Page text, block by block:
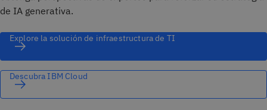
de IA generativa.
Explore la solución de infraestructura de TI
Descubra IBM Cloud